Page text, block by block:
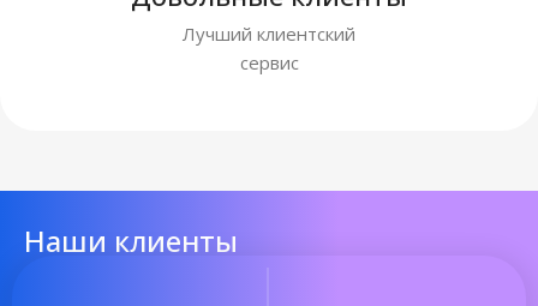
Лучший клиентский
сервис
Наши клиенты